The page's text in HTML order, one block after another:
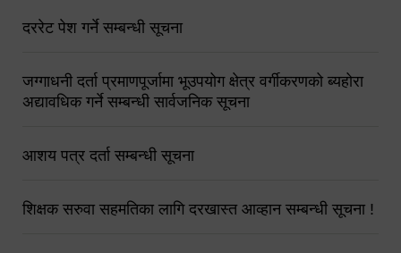
दररेट पेश गर्ने सम्बन्धी सूचना
जग्गाधनी दर्ता प्रमाणपूर्जामा भूउपयोग क्षेत्र वर्गीकरणको ब्यहोरा
अद्यावधिक गर्ने सम्बन्धी सार्वजनिक सूचना
आशय पत्र दर्ता सम्बन्धी सूचना
शिक्षक सरुवा सहमतिका लागि दरखास्त आव्हान सम्बन्धी सूचना !